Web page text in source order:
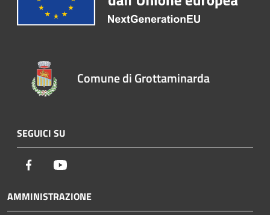
Comune di Grottaminarda
SEGUICI SU
Facebook
AMMINISTRAZIONE